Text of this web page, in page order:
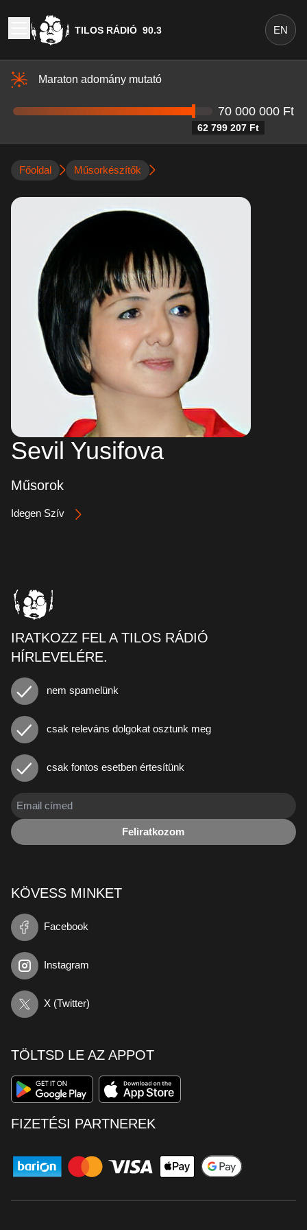
TILOS RÁDIÓ 90.3 EN
Maraton adomány mutató
62 799 207 Ft
70 000 000 Ft
Főoldal Műsorkészítők
Sevil Yusifova
Műsorok
Idegen Szív
IRATKOZZ FEL A TILOS RÁDIÓ
HÍRLEVELÉRE.
nem spamelünk
csak releváns dolgokat osztunk meg
csak fontos esetben értesítünk
Feliratkozom
KÖVESS MINKET
Facebook
Instagram
X (Twitter)
TÖLTSD LE AZ APPOT
FIZETÉSI PARTNEREK